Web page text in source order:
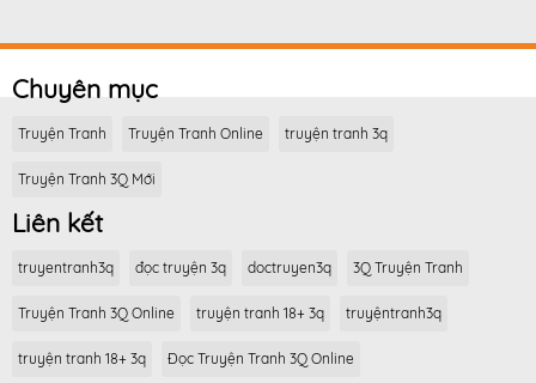
Chuyên mục
Truyện Tranh Truyện Tranh Online truyện tranh 3q
Truyện Tranh 3Q Mới
Liên kết
truyentranh3q đọc truyện 3q doctruyen3q 3Q Truyện Tranh
Truyện Tranh 3Q Online truyện tranh 18+ 3q truyệntranh3q
truyện tranh 18+ 3q Đọc Truyện Tranh 3Q Online